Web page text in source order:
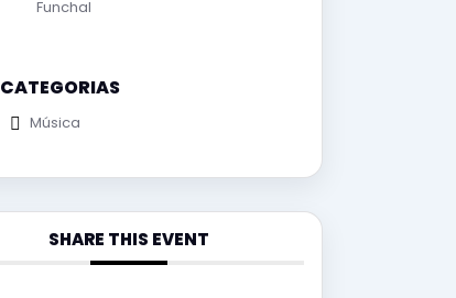
Funchal
CATEGORIAS
Música
SHARE THIS EVENT